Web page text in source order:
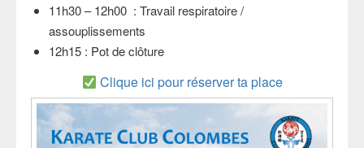
11h30 – 12h00 : Travail respiratoire /
assouplissements
12h15 : Pot de clôture
Clique ici pour réserver ta place